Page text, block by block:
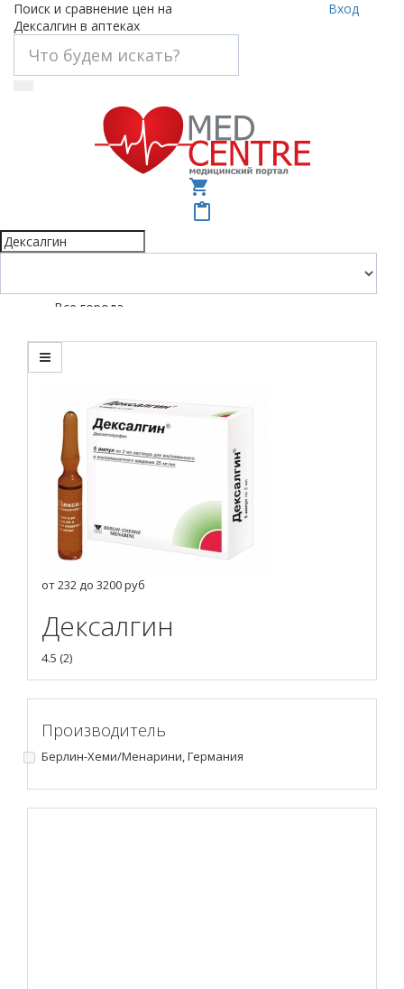
Поиск и сравнение цен на
Дексалгин в аптеках
Вход
shopping_cart
content_paste
Все города
от232до 3200руб
Дексалгин
4.5 (2)
Производитель
Берлин-Хеми/Менарини, Германия